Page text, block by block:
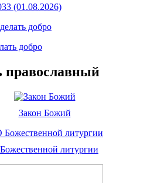
(01.08.2026)
добро
православный
Закон Божий
литургии